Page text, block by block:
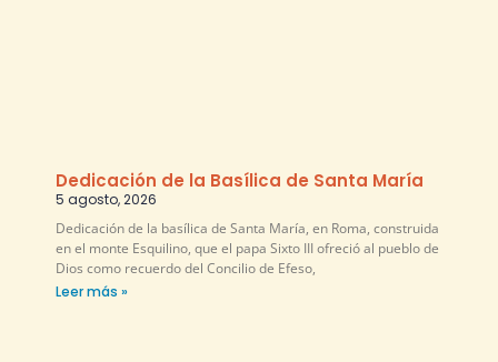
Dedicación de la Basílica de Santa María
5 agosto, 2026
Dedicación de la basílica de Santa María, en Roma, construida
en el monte Esquilino, que el papa Sixto III ofreció al pueblo de
Dios como recuerdo del Concilio de Efeso,
Leer más »